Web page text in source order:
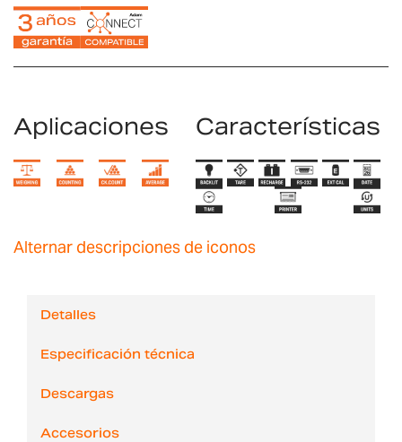
Aplicaciones Características
Alternar descripciones de iconos
Detalles
Especificación técnica
Descargas
Accesorios